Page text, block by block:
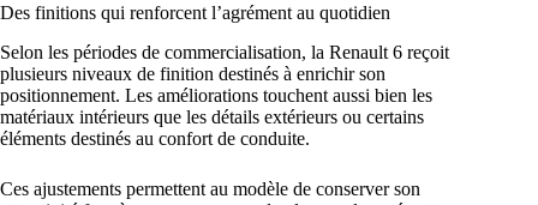
Des finitions qui renforcent l’agrément au quotidien
Selon les périodes de commercialisation, la Renault 6 reçoit
plusieurs niveaux de finition destinés à enrichir son
positionnement. Les améliorations touchent aussi bien les
matériaux intérieurs que les détails extérieurs ou certains
éléments destinés au confort de conduite.
Ces ajustements permettent au modèle de conserver son